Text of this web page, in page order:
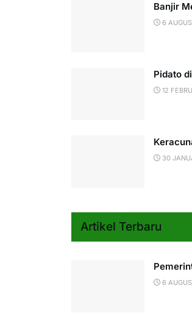
Banjir
6
Pidato
12
30
Artikel Terbaru
6